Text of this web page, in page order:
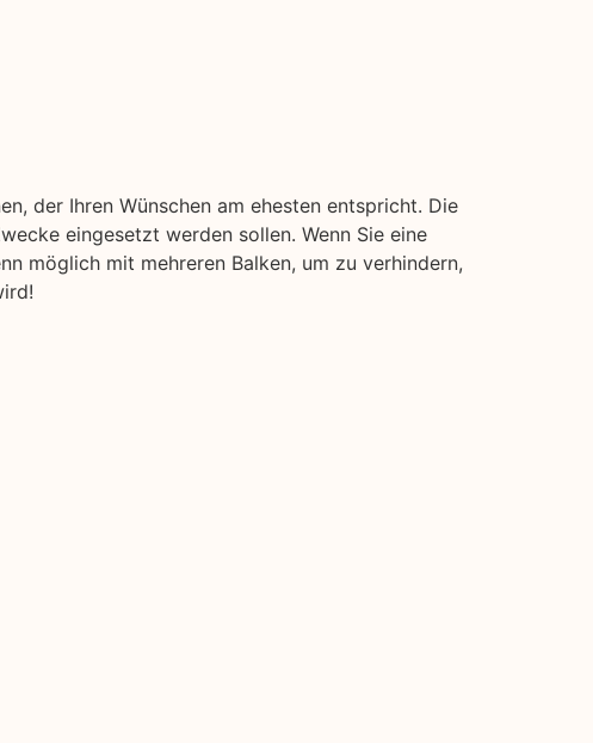
der Ihren Wünschen am ehesten entspricht. Die
eingesetzt werden sollen. Wenn Sie eine
möglich mit mehreren Balken, um zu verhindern,